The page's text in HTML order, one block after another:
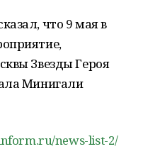
что 9 мая в
Звезды Героя
Минигали
news-list-2/